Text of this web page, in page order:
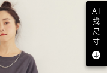
AI
找
尺
寸